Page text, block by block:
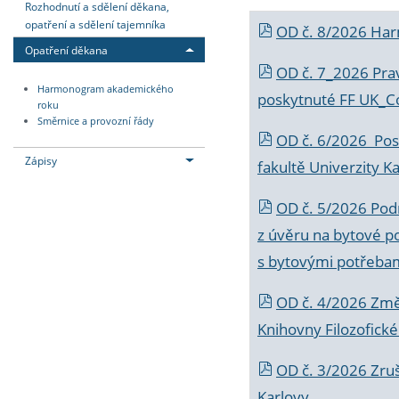
Rozhodnutí a sdělení děkana,
opatření a sdělení tajemníka
Opatření děkana
Harmonogram akademického
roku
Směrnice a provozní řády
Zápisy
OD č. 8/2026
OD č. 7_2026
poskytnuté FF
OD č. 6/2026
fakultě Univerzity
OD č. 5/2026
z úvěru na bytové
s bytovými
OD č. 4/2026
Knihovny
OD č. 3/2026